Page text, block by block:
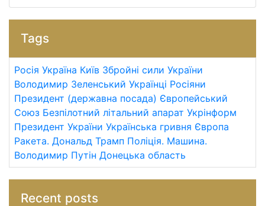
Tags
Росія Україна Київ Збройні сили України
Володимир Зеленський Українці Росіяни
Президент (державна посада) Європейський
Союз Безпілотний літальний апарат Укрінформ
Президент України Українська гривня Європа
Ракета. Дональд Трамп Поліція. Машина.
Володимир Путін Донецька область
Recent posts